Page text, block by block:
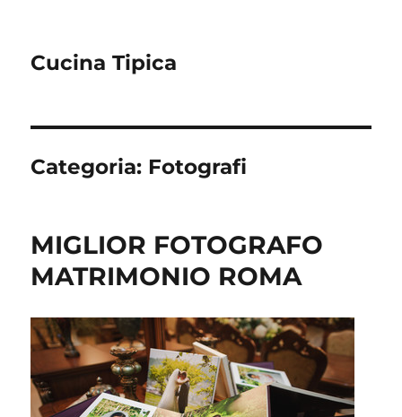
Cucina Tipica
Categoria: Fotografi
MIGLIOR FOTOGRAFO
MATRIMONIO ROMA